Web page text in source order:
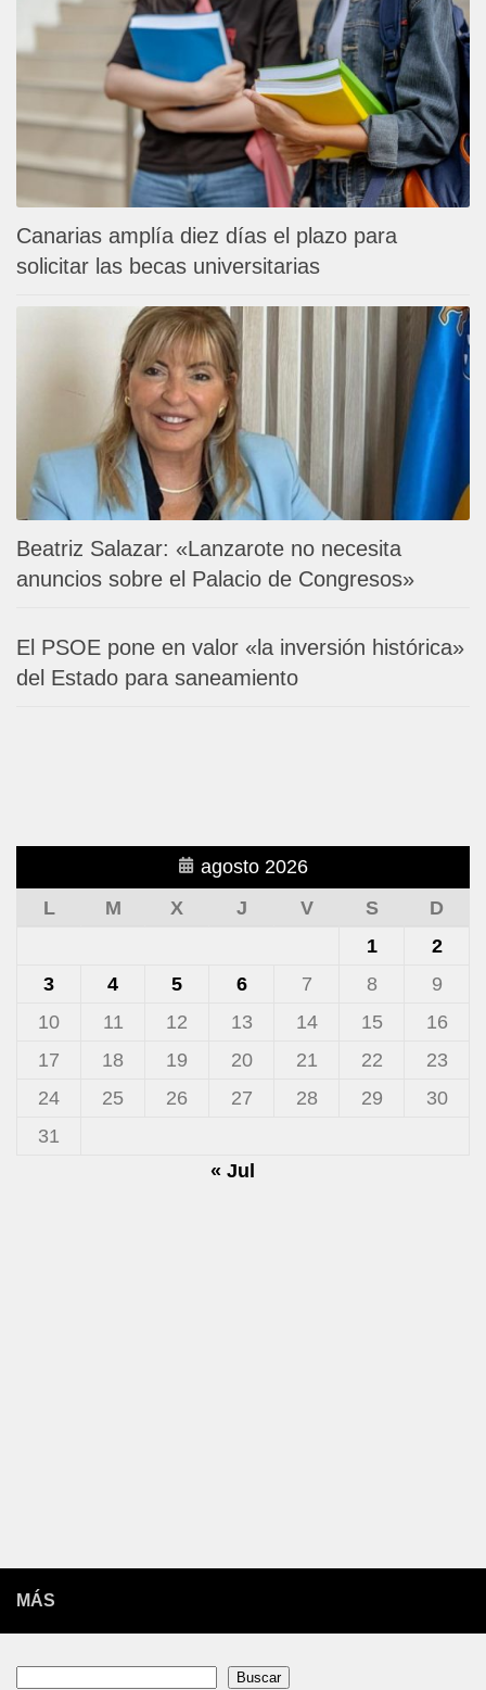
Canarias amplía diez días el plazo para
solicitar las becas universitarias
Beatriz Salazar: «Lanzarote no necesita
anuncios sobre el Palacio de Congresos»
El PSOE pone en valor «la inversión histórica»
del Estado para saneamiento
agosto 2026
L
M X J V S
D
1
2
3
4 5 6 7 8
9
10
11 12 13 14 15
16
17
18 19 20 21 22
23
24
25 26 27 28 29
30
31
« Jul
MÁS
Buscar